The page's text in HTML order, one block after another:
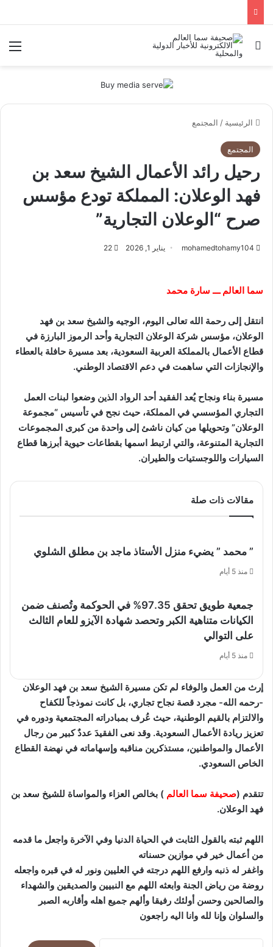
بحث عن
الرئيسية / المجتمع
المجتمع
رحيل رائد الأعمال الشيخ سعد بن
فهد الوعلان: المملكة تودع مؤسس
صرح “الوعلان التجارية”
mohamedtohamy104 يناير 1, 2026 22
سما العالم ـــ سارة محمد
انتقل إلى رحمة الله تعالى اليوم، الوجيه والشيخ سعد بن فهد
الوعلان، مؤسس شركة الوعلان التجارية وأحد الرموز البارزة في
قطاع الأعمال بالمملكة العربية السعودية، بعد مسيرة حافلة بالعطاء
والإنجازات التي ساهمت في دعم الاقتصاد الوطني.
مسيرة بناء ونجاح يُعد الفقيد أحد الرواد الذين وضعوا لبنات العمل
التجاري المؤسسي في المملكة، حيث نجح في تأسيس “مجموعة
الوعلان” وتحويلها من كيان ناشئ إلى واحدة من كبرى المجموعات
التجارية المتنوعة، والتي ارتبط اسمها بقطاعات حيوية أبرزها قطاع
السيارات واللوجستيات والطيران.
مقالات ذات صلة
” محمد ” يضيء منزل الأستاذ ماجد بن مطلق الشلوي
منذ 5 أيام
جمعية طويق تحقق 97.35% في الحوكمة وتُصنف ضمن
الكيانات متناهية الكبر وتحصد شهادة الآيزو للعام الثالث
على التوالي
منذ 5 أيام
إرث من العمل والوفاء لم تكن مسيرة الشيخ سعد بن فهد الوعلان
-رحمه الله- مجرد قصة نجاح تجاري، بل كانت نموذجاً للكفاح
والالتزام بالقيم الوطنية، حيث عُرف بمبادراته المجتمعية ودوره في
تعزيز ريادة الأعمال السعودية. وقد نعى الفقيدَ عددٌ كبير من رجال
الأعمال والمواطنين، مستذكرين مناقبه وإسهاماته في نهضة القطاع
الخاص السعودي.
تتقدم (صحيفة سما العالم ) بخالص العزاء والمواساة للشيخ سعد بن
فهد الوعلان.
اللهم ثبته بالقول الثابت في الحياة الدنيا وفي الآخرة واجعل ما قدمه
من أعمال خير في موازين حسناته
واغفر له ذنبه وارفع اللهم درجته في العليين ونور له في قبره واجعله
روضة من رياض الجنة وابعثه اللهم مع النبيين والصديقين والشهداء
والصالحين وحسن أولئك رفيقا وألهم جميع اهله وأقاربه الصبر
والسلوان وإنا لله وانا اليه راجعون